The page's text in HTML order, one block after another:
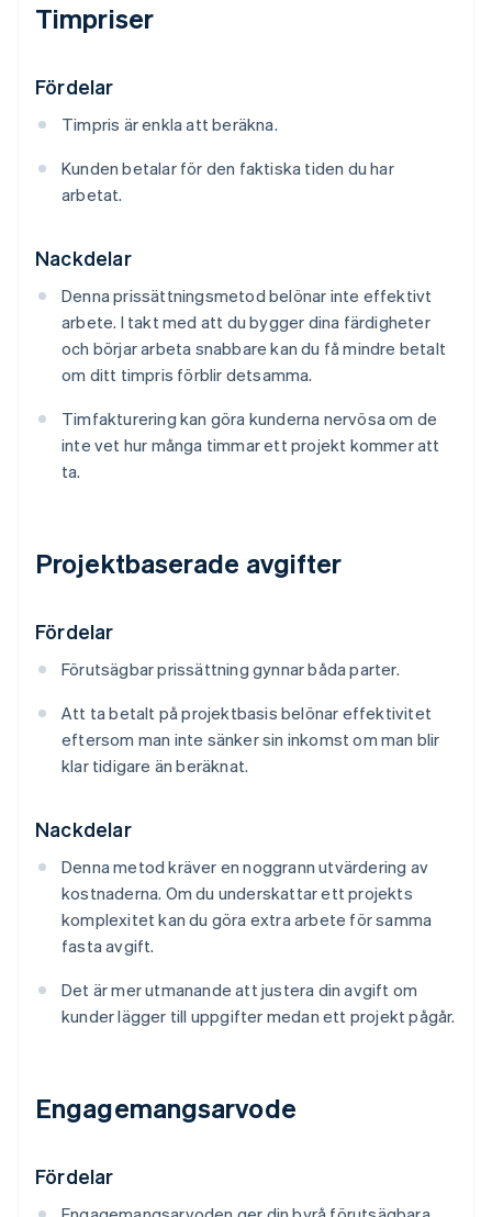
Timpriser
Fördelar
Timpris är enkla att beräkna.
Kunden betalar för den faktiska tiden du har
arbetat.
Nackdelar
Denna prissättningsmetod belönar inte effektivt
arbete. I takt med att du bygger dina färdigheter
och börjar arbeta snabbare kan du få mindre betalt
om ditt timpris förblir detsamma.
Timfakturering kan göra kunderna nervösa om de
inte vet hur många timmar ett projekt kommer att
ta.
Projektbaserade avgifter
Fördelar
Förutsägbar prissättning gynnar båda parter.
Att ta betalt på projektbasis belönar effektivitet
eftersom man inte sänker sin inkomst om man blir
klar tidigare än beräknat.
Nackdelar
Denna metod kräver en noggrann utvärdering av
kostnaderna. Om du underskattar ett projekts
komplexitet kan du göra extra arbete för samma
fasta avgift.
Det är mer utmanande att justera din avgift om
kunder lägger till uppgifter medan ett projekt pågår.
Engagemangsarvode
Fördelar